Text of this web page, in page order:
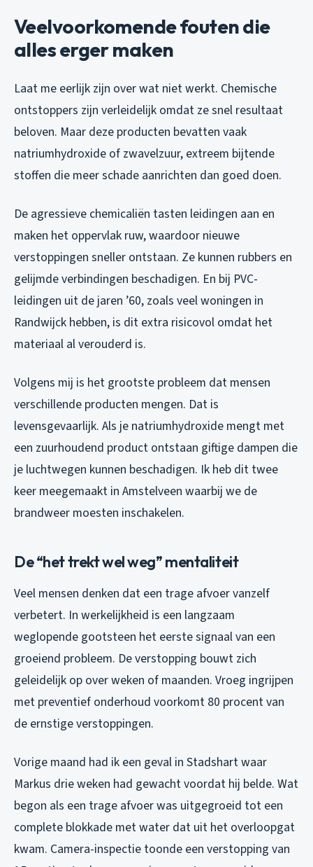
Veelvoorkomende fouten die
alles erger maken
Laat me eerlijk zijn over wat niet werkt. Chemische
ontstoppers zijn verleidelijk omdat ze snel resultaat
beloven. Maar deze producten bevatten vaak
natriumhydroxide of zwavelzuur, extreem bijtende
stoffen die meer schade aanrichten dan goed doen.
De agressieve chemicaliën tasten leidingen aan en
maken het oppervlak ruw, waardoor nieuwe
verstoppingen sneller ontstaan. Ze kunnen rubbers en
gelijmde verbindingen beschadigen. En bij PVC-
leidingen uit de jaren ’60, zoals veel woningen in
Randwijck hebben, is dit extra risicovol omdat het
materiaal al verouderd is.
Volgens mij is het grootste probleem dat mensen
verschillende producten mengen. Dat is
levensgevaarlijk. Als je natriumhydroxide mengt met
een zuurhoudend product ontstaan giftige dampen die
je luchtwegen kunnen beschadigen. Ik heb dit twee
keer meegemaakt in Amstelveen waarbij we de
brandweer moesten inschakelen.
De “het trekt wel weg” mentaliteit
Veel mensen denken dat een trage afvoer vanzelf
verbetert. In werkelijkheid is een langzaam
weglopende gootsteen het eerste signaal van een
groeiend probleem. De verstopping bouwt zich
geleidelijk op over weken of maanden. Vroeg ingrijpen
met preventief onderhoud voorkomt 80 procent van
de ernstige verstoppingen.
Vorige maand had ik een geval in Stadshart waar
Markus drie weken had gewacht voordat hij belde. Wat
begon als een trage afvoer was uitgegroeid tot een
complete blokkade met water dat uit het overloopgat
kwam. Camera-inspectie toonde een verstopping van